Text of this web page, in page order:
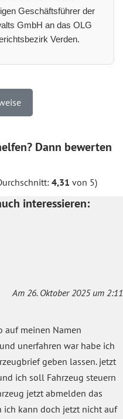
Geschäftsführer der
GmbH an das OLG
Verden.
Dann bewerten
4,31 von 5)
interessieren:
Am 26. Oktober 2025 um 2:11
auf meinen Namen
unerfahren war habe ich
geben lassen. jetzt
ich soll Fahrzeug steuern
jetzt abmelden das
ich kann doch jetzt nicht auf